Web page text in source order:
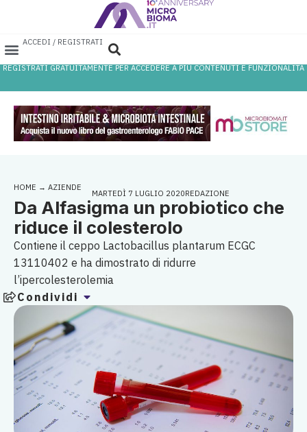
ACCEDI / REGISTRATI
REGISTRATI GRATUITAMENTE PER ACCEDERE A PIÙ CONTENUTI E FUNZIONALITÀ
HOME → AZIENDE
MARTEDÌ 7 LUGLIO 2020REDAZIONE
Da Alfasigma un probiotico che
riduce il colesterolo
Contiene il ceppo Lactobacillus plantarum ECGC
13110402 e ha dimostrato di ridurre
l’ipercolesterolemia
Condividi